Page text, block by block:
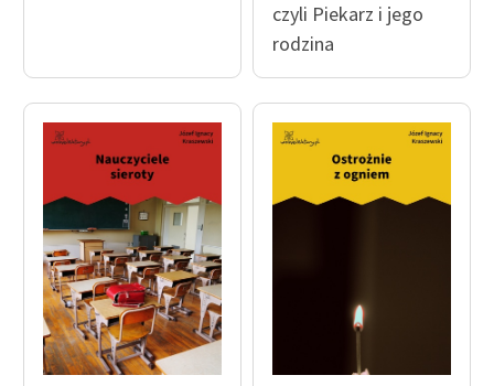
czyli Piekarz i jego
rodzina